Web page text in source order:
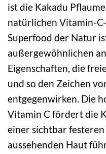
ist die Kakadu
natürlichen Vitamin-
Superfood der Natur
außergewöhnlichen
Eigenschaften, die
und so den Zeichen
entgegenwirken. Die
Vitamin C fördert die
einer sichtbar
aussehenden Haut